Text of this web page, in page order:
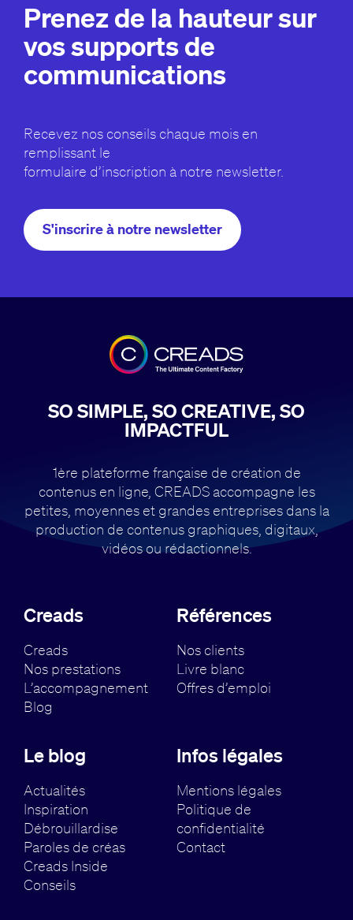
Prenez de la hauteur sur
vos supports de
communications
Recevez nos conseils chaque mois en
remplissant le
formulaire d’inscription à notre newsletter.
S'inscrire à notre newsletter
SO SIMPLE, SO CREATIVE, SO
IMPACTFUL
1ère plateforme française de création de
contenus en ligne, CREADS accompagne les
petites, moyennes et grandes entreprises dans la
production de contenus graphiques, digitaux,
vidéos ou rédactionnels.
Creads
Creads
Nos prestations
L’accompagnement
Blog
Références
Nos clients
Livre blanc
Offres d’emploi
Le blog
Actualités
Inspiration
Débrouillardise
Paroles de créas
Creads Inside
Conseils
Infos légales
Mentions légales
Politique de
confidentialité
Contact